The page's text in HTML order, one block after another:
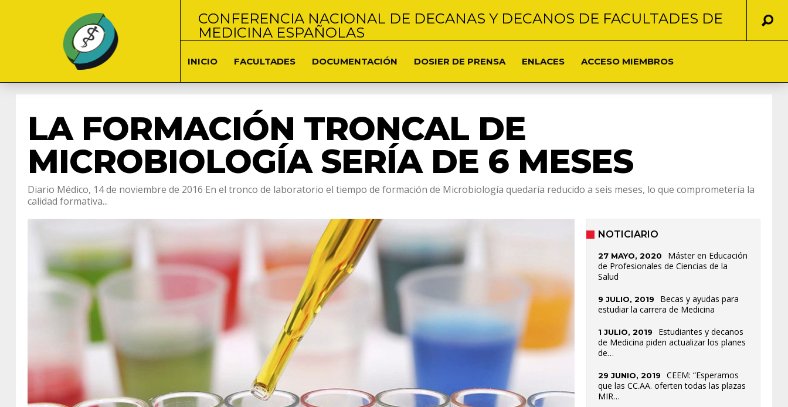
CONFERENCIA NACIONAL DE DECANAS Y DECANOS DE FACULTADES DE
MEDICINA ESPAÑOLAS
INICIO FACULTADES DOCUMENTACIÓN DOSIER DE PRENSA ENLACES ACCESO MIEMBROS
LA FORMACIÓN TRONCAL DE
MICROBIOLOGÍA SERÍA DE 6 MESES
Diario Médico, 14 de noviembre de 2016 En el tronco de laboratorio el tiempo de formación de Microbiología quedaría reducido a seis meses, lo que comprometería la
calidad formativa...
NOTICIARIO
27 MAYO, 2020
Máster en Educación
de Profesionales de Ciencias de la
Salud
9 JULIO, 2019
Becas y ayudas para
estudiar la carrera de Medicina
1 JULIO, 2019
Estudiantes y decanos
de Medicina piden actualizar los planes
de…
29 JUNIO, 2019
CEEM: “Esperamos
que las CC.AA. oferten todas las plazas
MIR…